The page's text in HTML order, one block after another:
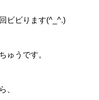
ビビります(^_^.)
ゅうです。
、